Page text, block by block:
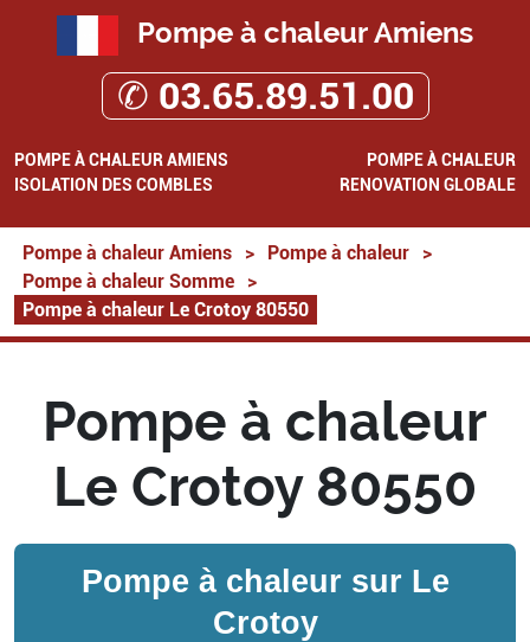
Pompe à chaleur Amiens
✆ 03.65.89.51.00
POMPE À CHALEUR AMIENS
POMPE À CHALEUR
ISOLATION DES COMBLES
RENOVATION GLOBALE
Pompe à chaleur Amiens > Pompe à chaleur
>
Pompe à chaleur Somme
>
Pompe à chaleur Le Crotoy 80550
Pompe à chaleur
Le Crotoy 80550
Pompe à chaleur sur Le
Crotoy